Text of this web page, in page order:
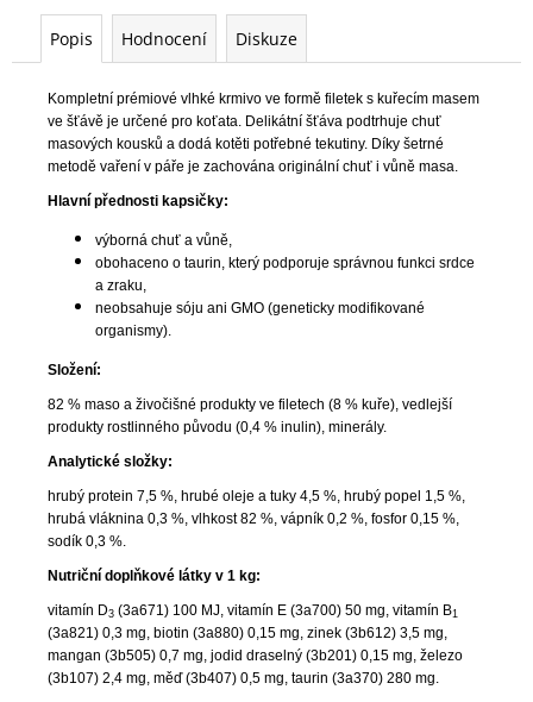
Popis Hodnocení Diskuze
Kompletní prémiové vlhké krmivo ve formě filetek s kuřecím masem
ve šťávě je určené pro koťata. Delikátní šťáva podtrhuje chuť
masových kousků a dodá kotěti potřebné tekutiny. Díky šetrné
metodě vaření v páře je zachována originální chuť i vůně masa.
Hlavní přednosti kapsičky:
výborná chuť a vůně,
obohaceno o taurin, který podporuje správnou funkci srdce
a zraku,
neobsahuje sóju ani GMO (geneticky modifikované
organismy).
Složení:
82 % maso a živočišné produkty ve filetech (8 % kuře), vedlejší
produkty rostlinného původu (0,4 % inulin), minerály.
Analytické složky:
hrubý protein 7,5 %, hrubé oleje a tuky 4,5 %, hrubý popel 1,5 %,
hrubá vláknina 0,3 %, vlhkost 82 %, vápník 0,2 %, fosfor 0,15 %,
sodík 0,3 %.
Nutriční doplňkové látky v 1 kg:
vitamín D3 (3a671) 100 MJ, vitamín E (3a700) 50 mg, vitamín B1
(3a821) 0,3 mg, biotin (3a880) 0,15 mg, zinek (3b612) 3,5 mg,
mangan (3b505) 0,7 mg, jodid draselný (3b201) 0,15 mg, železo
(3b107) 2,4 mg, měď (3b407) 0,5 mg, taurin (3a370) 280 mg.
BAL
10KS
86